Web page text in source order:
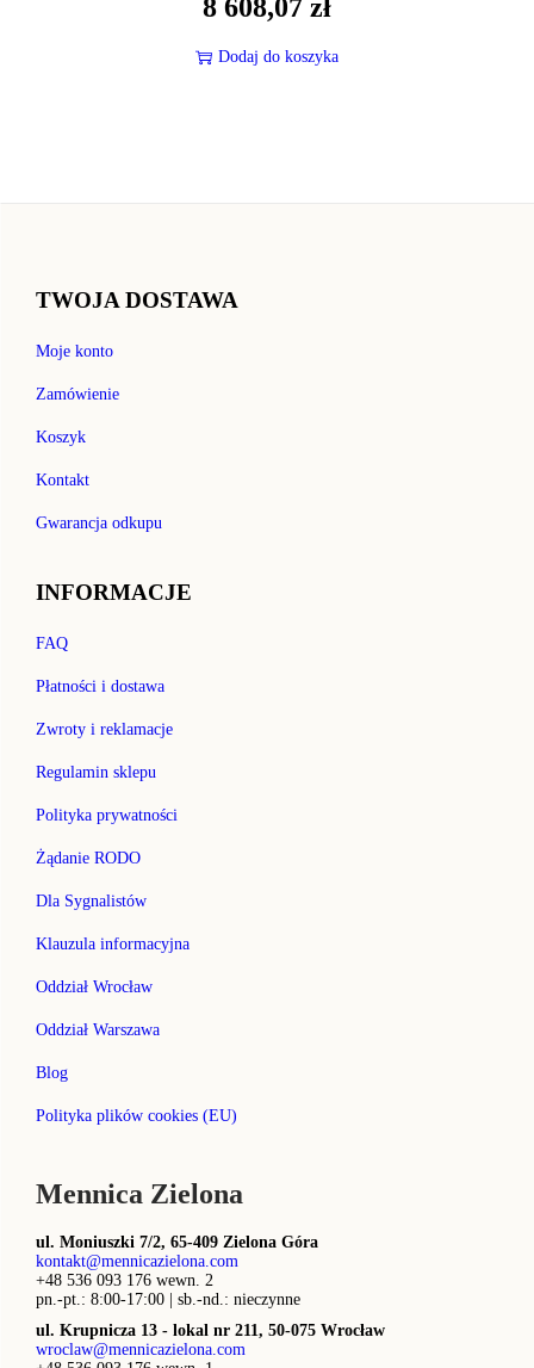
8 608,07 zł
Dodaj do koszyka
TWOJA DOSTAWA
Moje konto
Zamówienie
Koszyk
Kontakt
Gwarancja odkupu
INFORMACJE
FAQ
Płatności i dostawa
Zwroty i reklamacje
Regulamin sklepu
Polityka prywatności
Żądanie RODO
Dla Sygnalistów
Klauzula informacyjna
Oddział Wrocław
Oddział Warszawa
Blog
Polityka plików cookies (EU)
Mennica Zielona
ul. Moniuszki 7/2, 65-409 Zielona Góra
kontakt@mennicazielona.com
+48 536 093 176 wewn. 2
pn.-pt.: 8:00-17:00 | sb.-nd.: nieczynne
ul. Krupnicza 13 - lokal nr 211, 50-075 Wrocław
wroclaw@mennicazielona.com